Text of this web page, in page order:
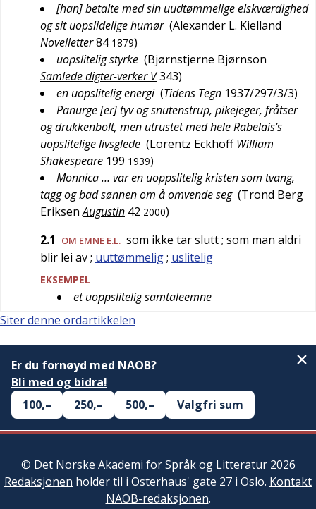
[han] betalte med sin uudtømmelige elskværdighed
og sit uopslidelige humør (Alexander L. Kielland
Novelletter84 1879)
uopslitelig styrke (Bjørnstjerne Bjørnson
Samlede digter-verker V343)
en uopslitelig energi (Tidens Tegn 1937/297/3/3)
Panurge [er] tyv og snutenstrup, pikejeger, fråtser
og drukkenbolt, men utrustet med hele Rabelais’s
uopslitelige livsglede (Lorentz Eckhoff William
Shakespeare 199 1939)
Monnica … var en uoppslitelig kristen som tvang,
tagg og bad sønnen om å omvende seg (Trond Berg
Eriksen Augustin 42 2000)
2.1
OM EMNE E.L. som ikke tar slutt; som man aldri
blir lei av; uuttømmelig; uslitelig
EKSEMPEL
et uoppslitelig samtaleemne
Siter denne ordartikkelen
Er du fornøyd med NAOB?
Bli med og bidra!
100,–
250,– 500,– Valgfri sum
© Det Norske Akademi for Språk og Litteratur2026
Redaksjonen holder til i Osterhaus' gate 27 i Oslo. Kontakt
NAOB-redaksjonen.